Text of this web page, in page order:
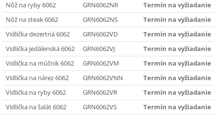
Nôž na ryby 6062
GRN6062NR
Termín na vyžiadanie
Nôž na steak 6062
GRN6062NS
Termín na vyžiadanie
Vidlička dezertná 6062
GRN6062VD
Termín na vyžiadanie
Vidlička jedálenská 6062
GRN6062VJ
Termín na vyžiadanie
Vidlička na múčnik 6062
GRN6062VM
Termín na vyžiadanie
Vidlička na nárez 6062
GRN6062VNN
Termín na vyžiadanie
Vidlička na ryby 6062
GRN6062VR
Termín na vyžiadanie
Vidlička na šalát 6062
GRN6062VS
Termín na vyžiadanie